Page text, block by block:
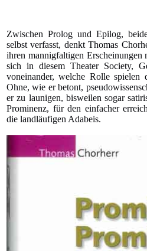
Zwischen Prolog und Epilog,
selbst verfasst, denkt Thomas
ihren mannigfaltigen Erscheinungen
sich in diesem Theater Society,
voneinander, welche Rolle spielen
Ohne, wie er betont,
er zu launigen, bisweilen sogar
Prominenz, für den einfacher
die landläufigen Adabeis.